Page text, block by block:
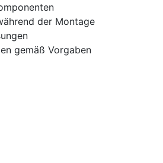
der Montage
gemäß Vorgaben